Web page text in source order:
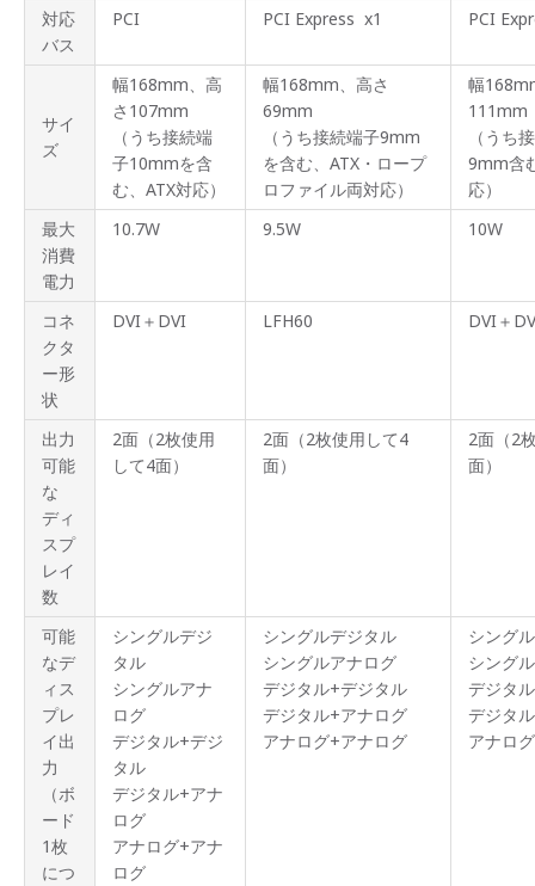
対応
バス
PCI PCI Express x1 PCI
サイ
ズ
幅168mm、高
さ107mm
（うち接続端
子10mmを含
む、ATX対応）
幅168mm、高さ
69mm
（うち接続端子9mm
を含む、ATX・ロープ
ロファイル両対応）
幅
111mm
（うち
9mm含
応）
最大
消費
電力
10.7W 9.5W 10W
コネ
クタ
ー形
状
DVI＋DVI LFH60 DVI＋
出力
可能
な
ディ
スプ
レイ
数
2面（2枚使用
して4面）
2面（2枚使用して4
面）
2面（2
面）
可能
なデ
ィス
プレ
イ出
力
（ボ
ード
1枚
につ
シングルデジ
タル
シングルアナ
ログ
デジタル+デジ
タル
デジタル+アナ
ログ
アナログ+アナ
ログ
シングルデジタル
シングルアナログ
デジタル+デジタル
デジタル+アナログ
アナログ+アナログ
シング
シング
デジタ
デジタ
アナロ